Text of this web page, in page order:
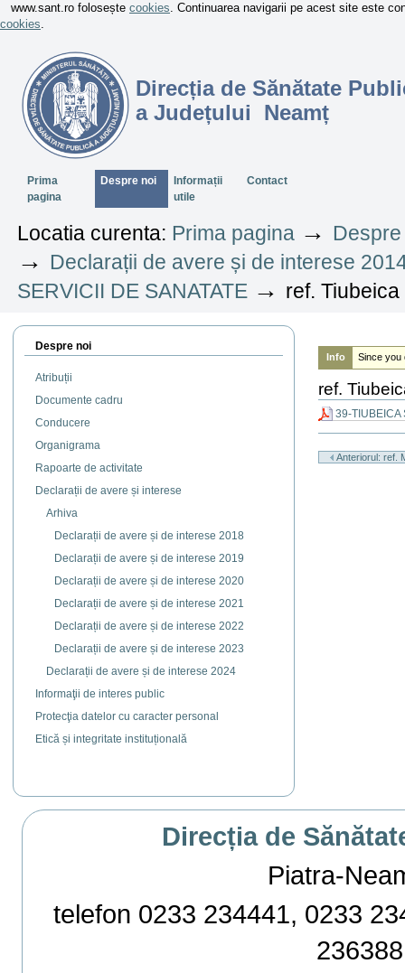
www.sant.ro folosește cookies. Continuarea navigarii pe acest site este
cookies.
Direcția de Sănătate
a Județului Neamț
SectiuniPrima
pagina
Despre noi
Informații
utile
Contact
Locatia curenta: Prima pagina →
→ Declarații de avere și de interese
SERVICII DE SANATATE → ref.
Despre noi
Atribuții
Documente cadru
Conducere
Organigrama
Rapoarte de activitate
Declarații de avere și interese
Arhiva
Declarații de avere și de interese 2018
Declarații de avere și de interese 2019
Declarații de avere și de interese 2020
Declarații de avere și de interese 2021
Declarații de avere și de interese 2022
Declarații de avere și de interese 2023
Declarații de avere și de interese 2024
Informaţii de interes public
Protecţia datelor cu caracter personal
Etică și integritate instituțională
Info Since you
ref.
39-
document
Anteriorul: ref.
Direcția de
Piatra-
telefon 0233 234441, 0233